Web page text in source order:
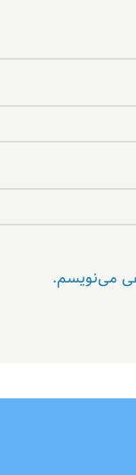
می‌نویسم.